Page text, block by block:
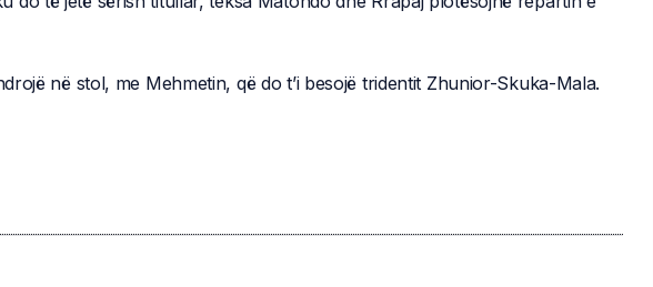
në stol, me Mehmetin, që do t’i besojë tridentit Zhunior-Skuka-Mala.